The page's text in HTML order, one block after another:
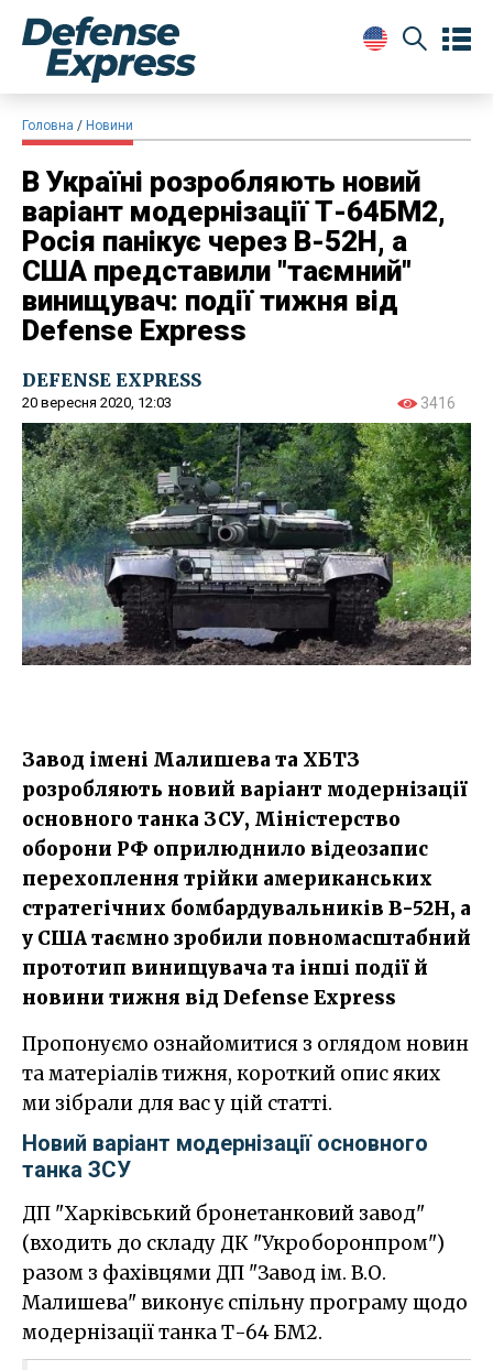
Головна Новини
В Україні розробляють новий
варіант модернізації Т-64БМ2,
Росія панікує через В-52H, а
США представили "таємний"
винищувач: події тижня від
Defense Express
DEFENSE EXPRESS
20 вересня 2020, 12:03 3416
Завод імені Малишева та ХБТЗ
розробляють новий варіант модернізації
основного танка ЗСУ, Міністерство
оборони РФ оприлюднило відеозапис
перехоплення трійки американських
стратегічних бомбардувальників B-52H, а
у США таємно зробили повномасштабний
прототип винищувача та інші події й
новини тижня від Defense Express
Пропонуємо ознайомитися з оглядом новин
та матеріалів тижня, короткий опис яких
ми зібрали для вас у цій статті.
Новий варіант модернізації основного
танка ЗСУ
ДП "Харківський бронетанковий завод"
(входить до складу ДК "Укроборонпром")
разом з фахівцями ДП "Завод ім. В.О.
Малишева" виконує спільну програму щодо
модернізації танка Т-64 БМ2.